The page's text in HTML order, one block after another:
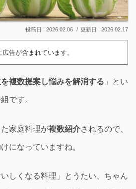
2026.02.06 2026.02.17
告が含まれています。
を複数提案し悩みを解消する 」とい
です。
家庭料理が複数紹介されるので、
になっていますね。
しくなる料理」とうたい、ちゃん